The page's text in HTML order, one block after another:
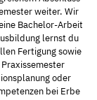
weiter. Wir
Bachelor-Arbeit
lernst du
Fertigung sowie
oder
bei Erbe